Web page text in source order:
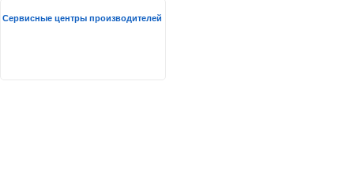
Сервисные центры производителей